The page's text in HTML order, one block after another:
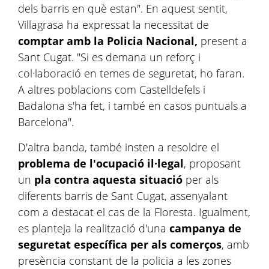
dels barris en què estan". En aquest sentit,
Villagrasa ha expressat la necessitat de
comptar amb la Policia Nacional, present a
Sant Cugat. "Si es demana un reforç i
col·laboració en temes de seguretat, ho faran.
A altres poblacions com Castelldefels i
Badalona s'ha fet, i també en casos puntuals a
Barcelona".
D'altra banda, també insten a resoldre el
problema de l'ocupació il·legal, proposant
un pla contra aquesta situació per als
diferents barris de Sant Cugat, assenyalant
com a destacat el cas de la Floresta. Igualment,
es planteja la realització d'una campanya de
seguretat específica per als comerços, amb
presència constant de la policia a les zones